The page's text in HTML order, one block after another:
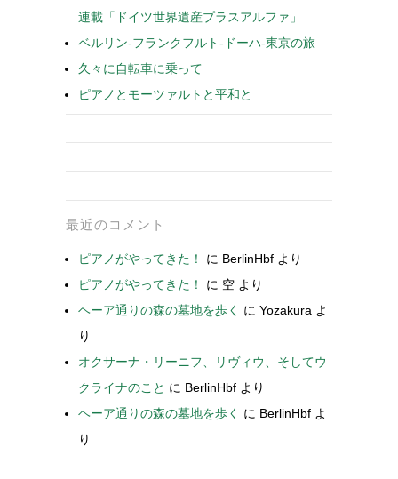
連載「ドイツ世界遺産プラスアルファ」
ベルリン-フランクフルト-ドーハ-東京の旅
久々に自転車に乗って
ピアノとモーツァルトと平和と
最近のコメント
ピアノがやってきた！ に BerlinHbf より
ピアノがやってきた！
に 空 より
ヘーア通りの森の墓地を歩く
に Yozakura よ
り
オクサーナ・リーニフ、リヴィウ、そしてウ
クライナのこと に BerlinHbf より
ヘーア通りの森の墓地を歩く
に BerlinHbf よ
り